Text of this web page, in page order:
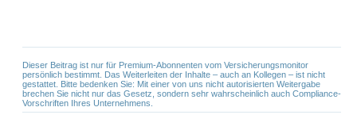
Dieser Beitrag ist nur für Premium-Abonnenten vom Versicherungsmonitor
persönlich bestimmt. Das Weiterleiten der Inhalte – auch an Kollegen – ist nicht
gestattet. Bitte bedenken Sie: Mit einer von uns nicht autorisierten Weitergabe
brechen Sie nicht nur das Gesetz, sondern sehr wahrscheinlich auch Compliance-
Vorschriften Ihres Unternehmens.